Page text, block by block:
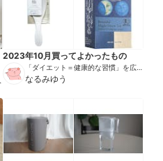
2023年10月買ってよかったもの
「ダイエット＝健康的な習慣」を広め
る伝道師
なるみゆう